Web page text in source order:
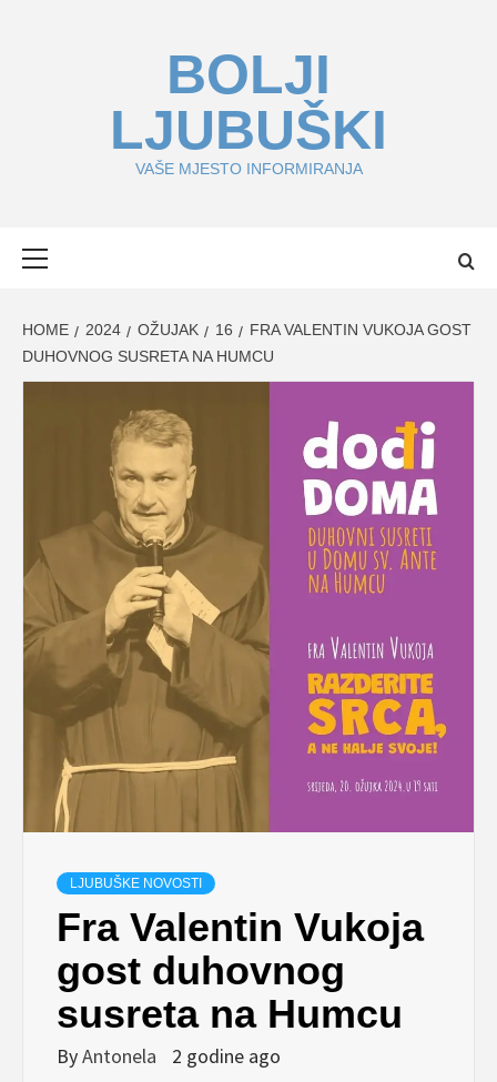
BOLJI
LJUBUŠKI
VAŠE MJESTO INFORMIRANJA
HOME 2024 OŽUJAK 16
FRA VALENTIN VUKOJA GOST
DUHOVNOG SUSRETA NA HUMCU
LJUBUŠKE NOVOSTI
Fra Valentin Vukoja
gost duhovnog
susreta na Humcu
ByAntonela 2 godine ago